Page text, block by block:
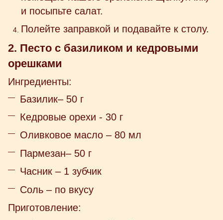
и посыпьте салат.
Полейте заправкой и подавайте к столу.
2. Песто с базиликом и кедровыми
орешками
Ингредиенты:
Базилик– 50 г
Кедровые орехи - 30 г
Оливковое масло – 80 мл
Пармезан– 50 г
Часник – 1 зубчик
Соль – по вкусу
Приготовление: